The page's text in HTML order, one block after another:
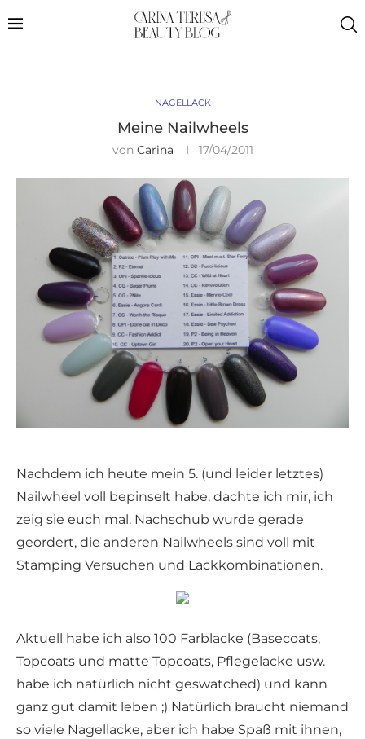
NAGELLACK
Meine Nailwheels
von Carina 17/04/2011
Nachdem ich heute mein 5. (und leider letztes)
Nailwheel voll bepinselt habe, dachte ich mir, ich
zeig sie euch mal. Nachschub wurde gerade
geordert, die anderen Nailwheels sind voll mit
Stamping Versuchen und Lackkombinationen.
Aktuell habe ich also 100 Farblacke (Basecoats,
Topcoats und matte Topcoats, Pflegelacke usw.
habe ich natürlich nicht geswatched) und kann
ganz gut damit leben ;) Natürlich braucht niemand
so viele Nagellacke, aber ich habe Spaß mit ihnen,